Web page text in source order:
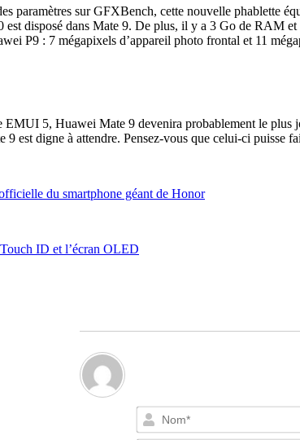
paramètres sur GFXBench, cette nouvelle phablette
disposé dans Mate 9. De plus, il y a 3 Go de RAM
P9 : 7 mégapixels d’appareil photo frontal et 11
5, Huawei Mate 9 devenira probablement le plus
9 est digne à attendre. Pensez-vous que celui-ci puisse
du smartphone géant de Honor
ID et l’écran OLED